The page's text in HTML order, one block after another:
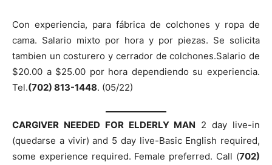
Con experiencia, para fábrica de colchones y ropa de
cama. Salario mixto por hora y por piezas. Se solicita
tambien un costurero y cerrador de colchones.Salario de
$20.00 a $25.00 por hora dependiendo su experiencia.
Tel.(702) 813-1448. (05/22)
CARGIVER NEEDED FOR ELDERLY MAN 2 day live-in
(quedarse a vivir) and 5 day live-Basic English required,
some experience required. Female preferred. Call (702)